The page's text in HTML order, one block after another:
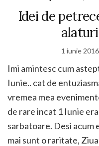
Idei de
1 iunie 2016
Imi amintesc cum
Iunie.. cat de
vremea mea
de rare incat 1 Iunie
sarbatoare. Desi
mai sunt o raritate,